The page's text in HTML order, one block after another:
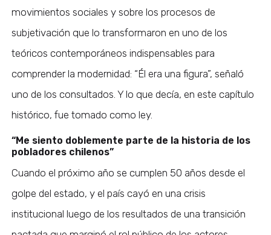
movimientos sociales y sobre los procesos de
subjetivación que lo transformaron en uno de los
teóricos contemporáneos indispensables para
comprender la modernidad: “Él era una figura”, señaló
uno de los consultados. Y lo que decía, en este capítulo
histórico, fue tomado como ley.
“Me siento doblemente parte de la historia de los
pobladores chilenos”
Cuando el próximo año se cumplen 50 años desde el
golpe del estado, y el país cayó en una crisis
institucional luego de los resultados de una transición